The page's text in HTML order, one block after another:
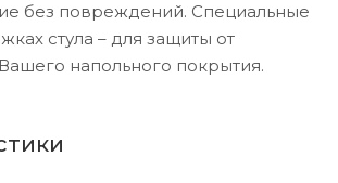
без повреждений. Специальные
стула – для защиты от
напольного покрытия.